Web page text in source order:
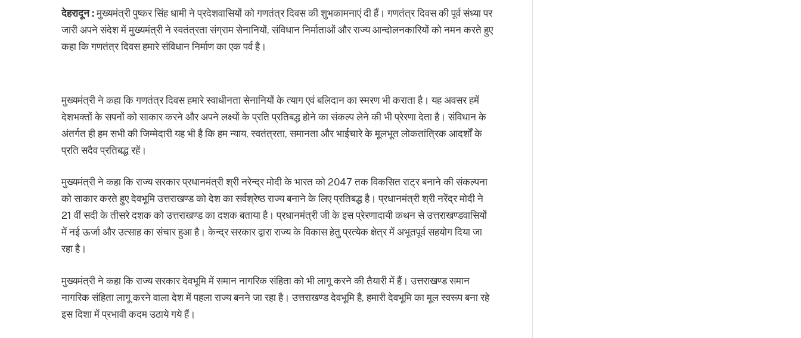
देहरादून :मुख्यमंत्री पुष्कर सिंह धामी ने प्रदेशवासियों को गणतंत्र दिवस की शुभकामनाएं दी हैं। गणतंत्र दिवस की पूर्व संध्या पर
जारी अपने संदेश में मुख्यमंत्री ने स्वतंत्रता संग्राम सेनानियों, संविधान निर्माताओं और राज्य आन्दोलनकारियों को नमन करते हुए
कहा कि गणतंत्र दिवस हमारे संविधान निर्माण का एक पर्व है।
मुख्यमंत्री ने कहा कि गणतंत्र दिवस हमारे स्वाधीनता सेनानियों के त्याग एवं बलिदान का स्मरण भी कराता है। यह अवसर हमें
देशभक्तों के सपनों को साकार करने और अपने लक्ष्यों के प्रति प्रतिबद्ध होने का संकल्प लेने की भी प्रेरणा देता है। संविधान के
अंतर्गत ही हम सभी की जिम्मेदारी यह भी है कि हम न्याय, स्वतंत्रता, समानता और भाईचारे के मूलभूत लोकतांत्रिक आदर्शों के
प्रति सदैव प्रतिबद्ध रहें।
मुख्यमंत्री ने कहा कि राज्य सरकार प्रधानमंत्री श्री नरेन्द्र मोदी के भारत को 2047 तक विकसित राट्र बनाने की संकल्पना
को साकार करते हुए देवभूमि उत्तराखण्ड को देश का सर्वश्रेष्ठ राज्य बनाने के लिए प्रतिबद्ध है। प्रधानमंत्री श्री नरेंद्र मोदी ने
21 वीं सदी के तीसरे दशक को उत्तराखण्ड का दशक बताया है। प्रधानमंत्री जी के इस प्रेरणादायी कथन से उत्तराखण्डवासियों
में नई ऊर्जा और उत्साह का संचार हुआ है। केन्द्र सरकार द्वारा राज्य के विकास हेतु प्रत्येक क्षेत्र में अभूतपूर्व सहयोग दिया जा
रहा है।
मुख्यमंत्री ने कहा कि राज्य सरकार देवभूमि में समान नागरिक संहिता को भी लागू करने की तैयारी में हैं। उत्तराखण्ड समान
नागरिक संहिता लागू करने वाला देश में पहला राज्य बनने जा रहा है। उत्तराखण्ड देवभूमि है, हमारी देवभूमि का मूल स्वरूप बना रहे
इस दिशा में प्रभावी कदम उठाये गये हैं।